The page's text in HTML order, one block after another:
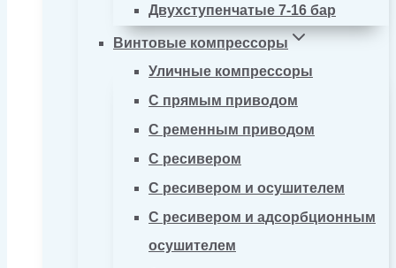
Двухступенчатые 7-16 бар
Винтовые компрессоры
Уличные компрессоры
С прямым приводом
С ременным приводом
С ресивером
С ресивером и осушителем
С ресивером и адсорбционным
осушителем